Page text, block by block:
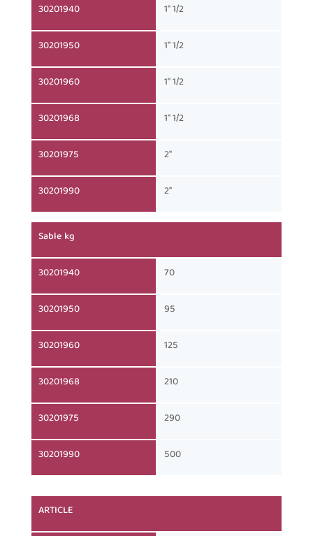
30201940
30201950
30201960
30201968
30201975
30201990
1" 1/2
1" 1/2
1" 1/2
1" 1/2
2"
2"
30201940
30201950
30201960
30201968
30201975
30201990
Sable kg
70
95
125
210
290
500
ARTICLE